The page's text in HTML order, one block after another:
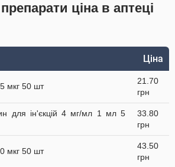
ціна в аптеці
Ціна
мкг 50 шт
21.70
грн
для ін'єкцій 4 мг/мл 1 мл 5
33.80
грн
мкг 50 шт
43.50
грн